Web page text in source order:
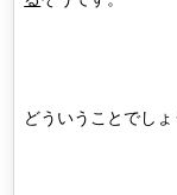
どういうことでしょ